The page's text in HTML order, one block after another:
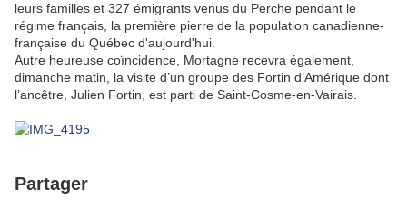
leurs familles et 327 émigrants venus du Perche pendant le
régime français, la première pierre de la population canadienne-
française du Québec d'aujourd'hui.
Autre heureuse coïncidence, Mortagne recevra également,
dimanche matin, la visite d’un groupe des Fortin d’Amérique dont
l’ancêtre, Julien Fortin, est parti de Saint-Cosme-en-Vairais.
Partager